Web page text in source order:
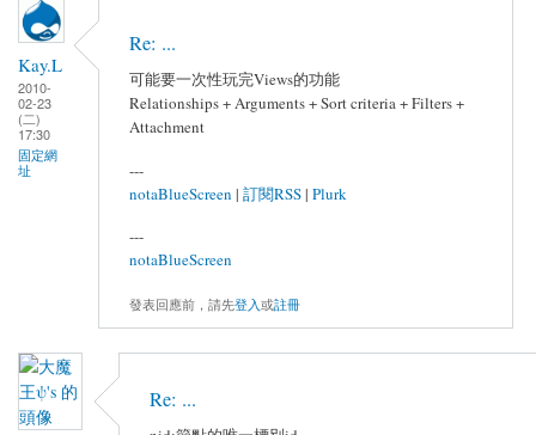
Kay.L
2010-
02-23
(二)
17:30
固定網
址
Re: ...
可能要一次性玩完Views的功能
Relationships + Arguments + Sort criteria + Filters +
Attachment
---
notaBlueScreen | 訂閱RSS| Plurk
---
notaBlueScreen
發表回應前，請先登入或註冊
Re: ...